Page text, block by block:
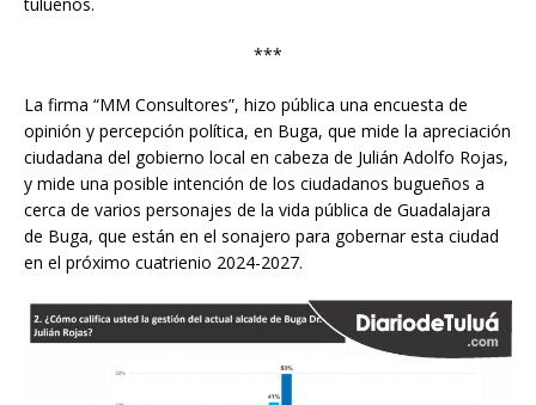
***
La firma “MM Consultores”, hizo pública una encuesta de
opinión y percepción política, en Buga, que mide la apreciación
ciudadana del gobierno local en cabeza de Julián Adolfo Rojas,
y mide una posible intención de los ciudadanos bugueños a
cerca de varios personajes de la vida pública de Guadalajara
de Buga, que están en el sonajero para gobernar esta ciudad
en el próximo cuatrienio 2024-2027.